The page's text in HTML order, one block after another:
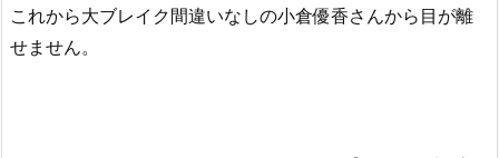
これから大ブレイク間違いなしの小倉優香さんから目が離
せません。